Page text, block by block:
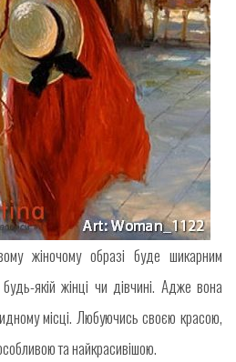
жіночому образі буде шикарним
якій жінці чи дівчині. Адже вона
місці. Любуючись своєю красою,
та найкрасивішою.